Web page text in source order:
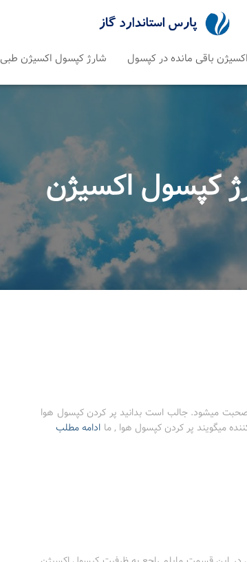
باقی مانده در کپسول شارژ کپسول اکسیژن طبی
کپسول اکسیژن
میشود. جالب است بدانید پر کردن کپسول هوا
میگویند پر کردن کپسول هوا , ما ادامه مطلب